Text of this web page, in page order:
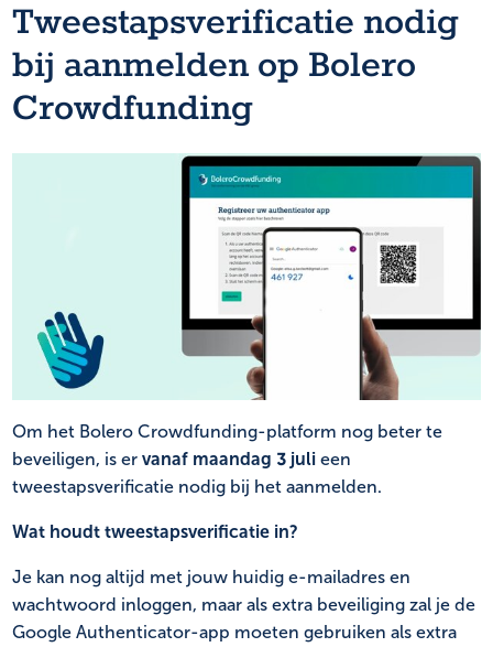
Inloggen
NL FR
Tweestapsverificatie nodig
bij aanmelden op Bolero
Crowdfunding
Om het Bolero Crowdfunding-platform nog beter te
beveiligen, is er vanaf maandag 3 juli een
tweestapsverificatie nodig bij het aanmelden.
Wat houdt tweestapsverificatie in?
Je kan nog altijd met jouw huidig e-mailadres en
wachtwoord inloggen, maar als extra beveiliging zal je de
Google Authenticator-app moeten gebruiken als extra